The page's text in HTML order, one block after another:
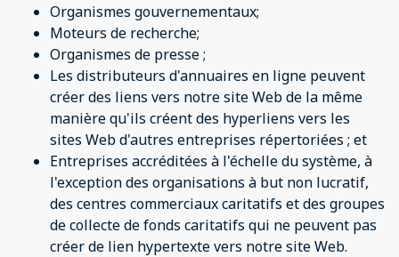
Organismes gouvernementaux;
Moteurs de recherche;
Organismes de presse ;
Les distributeurs d'annuaires en ligne peuvent
créer des liens vers notre site Web de la même
manière qu'ils créent des hyperliens vers les
sites Web d'autres entreprises répertoriées ; et
Entreprises accréditées à l'échelle du système, à
l'exception des organisations à but non lucratif,
des centres commerciaux caritatifs et des groupes
de collecte de fonds caritatifs qui ne peuvent pas
créer de lien hypertexte vers notre site Web.